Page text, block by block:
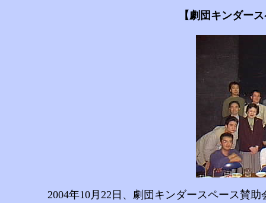
【劇団キンダー
2004年10月22日、劇団キンダースペース賛